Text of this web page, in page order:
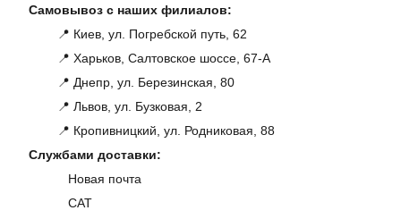
Самовывоз с наших филиалов:
📍 Киев, ул. Погребской путь, 62
📍 Харьков, Салтовское шоссе, 67-А
📍 Днепр, ул. Березинская, 80
📍 Львов, ул. Бузковая, 2
📍 Кропивницкий, ул. Родниковая, 88
Службами доставки:
Новая почта
САТ